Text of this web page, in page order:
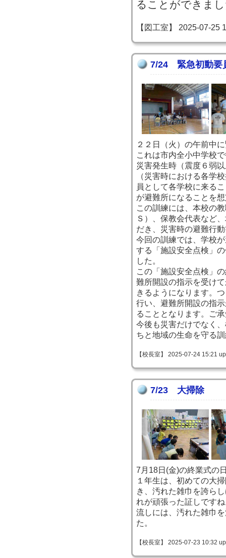
ることができま
【図工室】 2025-07-25
7/24 緊急初動要
２２日（火）の午前中
これは市内全小中学校
災害発生時（震度６弱
（災害時における各学
員として各学校に来る
が避難所になることを
この訓練には、本校の
Ｓ）、保教会代表など
だき、災害時の避難行
今回の訓練では、学校
する「施設安全点検」
した。
この「施設安全点検」
難所開設の指示を受け
きるようになります。
行い、避難所開設の指
ることとなります。ご
今後も災害だけでなく
ちと地域の生命を守る
【校長室】 2025-07-24 15:21
7/23 大掃除
7月18日(金)の終業式の
１年生は、初めての大
き、汚れた雑巾を誇ら
れが頑張った証しです
流しには、汚れた雑巾
た。
【校長室】 2025-07-23 10:32